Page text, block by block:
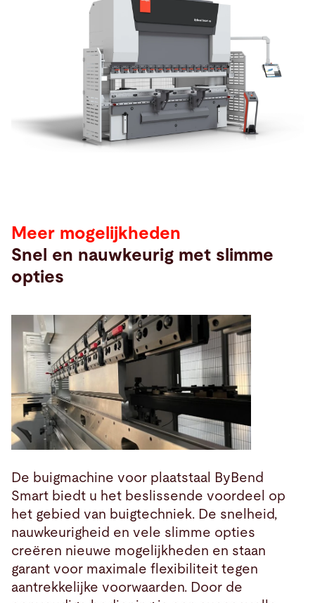
Meer mogelijkheden
Snel en nauwkeurig met slimme
opties
De buigmachine voor plaatstaal ByBend
Smart biedt u het beslissende voordeel op
het gebied van buigtechniek. De snelheid,
nauwkeurigheid en vele slimme opties
creëren nieuwe mogelijkheden en staan
garant voor maximale flexibiliteit tegen
aantrekkelijke voorwaarden. Door de